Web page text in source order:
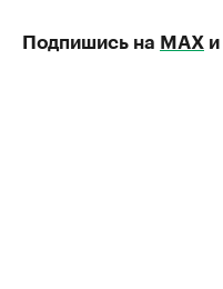
Подпишись на MAX и